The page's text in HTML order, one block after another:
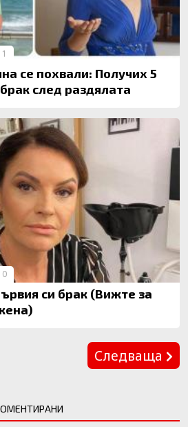
се похвали: Получих 5
след раздялата
1
си брак (Вижте за
0
Следваща